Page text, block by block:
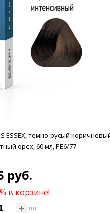
ESSEX, темно-русый
орех, 60 мл, PE6/77
руб.
в корзине!
шт